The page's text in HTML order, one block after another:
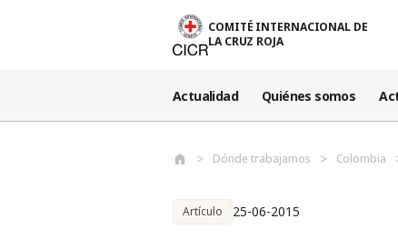
COMITÉ INTERNACIONAL DE
LA CRUZ ROJA
Actualidad Quiénes somos
Dónde trabajamos Colombia
Artículo 25-06-2015